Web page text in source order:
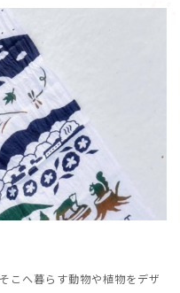
こへ暮らす動物や植物をデザ